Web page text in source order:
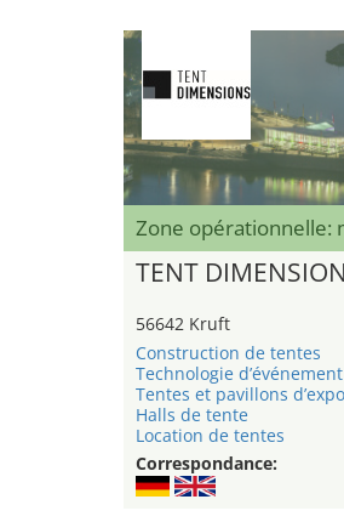
Zone opérationnelle:
TENT
56642 Kruft
Construction de tentes
Technologie d’événement
Tentes et pavillons
Halls de tente
Location de tentes
Correspondance: